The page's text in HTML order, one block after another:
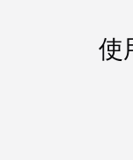
使